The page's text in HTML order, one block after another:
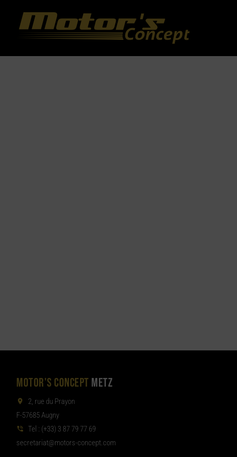
MOTOR'S CONCEPT METZ
2, rue du Prayon
F-57685 Augny
Tel : (+33) 3 87 79 77 69
moc.tpecnoc-sro
tom@tair
aterces